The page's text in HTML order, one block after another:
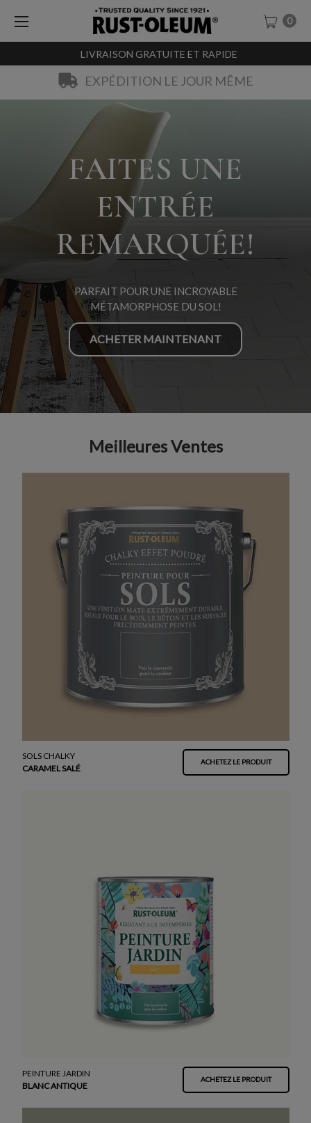
LIVRAISON GRATUITE ET RAPIDE
0
EXPÉDITION LE JOUR MÊME
FAITES UNE
ENTRÉE
REMARQUÉE!
PARFAIT POUR UNE INCROYABLE
MÉTAMORPHOSE DU SOL!
ACHETER MAINTENANT
Meilleures Ventes
SOLS CHALKY
CARAMEL SALÉ
ACHETEZ LE PRODUIT
PEINTURE JARDIN
BLANC ANTIQUE
ACHETEZ LE PRODUIT